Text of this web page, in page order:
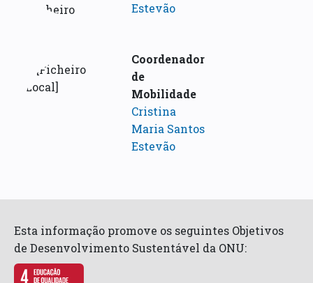
Estevão
Coordenador
de
Mobilidade
Cristina
Maria Santos
Estevão
Esta informação promove os seguintes Objetivos
de Desenvolvimento Sustentável da ONU: